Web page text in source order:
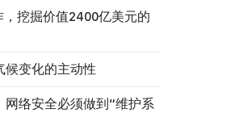
，挖掘价值2400亿美元的
候变化的主动性
网络安全必须做到“维护系